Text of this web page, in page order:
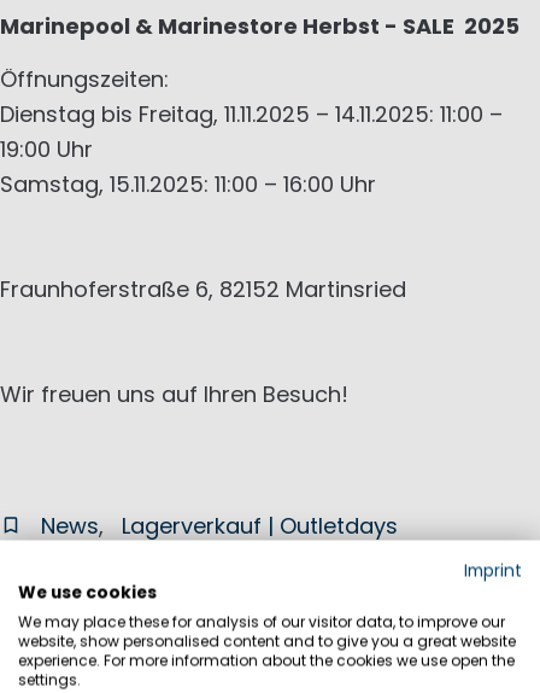
Marinepool & Marinestore Herbst - SALE 2025
Öffnungszeiten:
Dienstag bis Freitag, 11.11.2025 – 14.11.2025: 11:00 –
19:00 Uhr
Samstag, 15.11.2025: 11:00 – 16:00 Uhr
Fraunhoferstraße 6, 82152 Martinsried
Wir freuen uns auf Ihren Besuch!
News Lagerverkauf | Outletdays
28
aug
REGATES ROYALES 2025
Imprint
We use cookies
We may place these for analysis of our visitor data, to improve our
website, show personalised content and to give you a great website
experience. For more information about the cookies we use open the
settings.